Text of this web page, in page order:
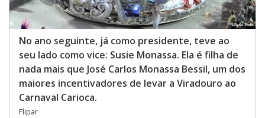
No ano seguinte, já como presidente, teve ao
seu lado como vice: Susie Monassa. Ela é filha de
nada mais que José Carlos Monassa Bessil, um dos
maiores incentivadores de levar a Viradouro ao
Carnaval Carioca.
Flipar